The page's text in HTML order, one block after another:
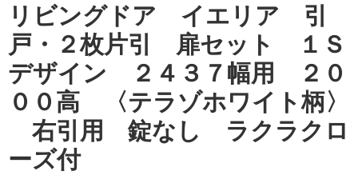
リビングドア イエリア 引
戸・２枚片引 扉セット １Ｓ
デザイン ２４３７幅用 ２０
００高 〈テラゾホワイト柄〉
右引用 錠なし ラクラクロ
ーズ付